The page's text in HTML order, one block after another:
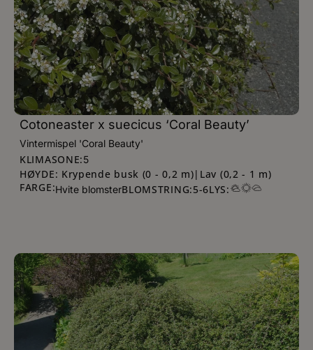
Cotoneaster x suecicus ‘Coral Beauty’
Vintermispel 'Coral Beauty'
KLIMASONE:5
HØYDE: Krypende busk (0 - 0,2 m)|Lav (0,2 - 1 m)
FARGE:Hvite blomsterBLOMSTRING:5-6LYS: